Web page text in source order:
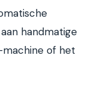
handmatige
machine of het